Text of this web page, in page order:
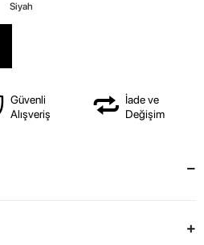
Siyah
Güvenli
Alışveriş
İade ve
Değişim